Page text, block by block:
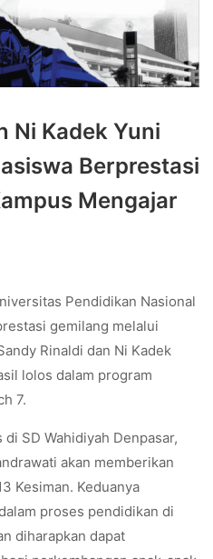
Ni Kadek Yuni
Berprestasi
Mengajar
Pendidikan Nasional
gemilang melalui
Rinaldi dan Ni Kadek
lolos dalam program
7.
SD Wahidiyah Denpasar,
akan memberikan
Kesiman. Keduanya
proses pendidikan di
diharapkan dapat